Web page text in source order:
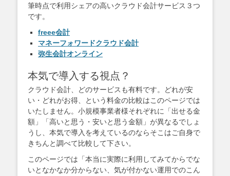
筆時点で利用シェアの高いクラウド会計サービス３つ
です。
freee会計
マネーフォワードクラウド会計
弥生会計オンライン
本気で導入する視点？
クラウド会計、どのサービスも有料です。どれが安
い・どれがお得、という料金の比較はこのページでは
いたしません。小規模事業者様それぞれに「出せる金
額」「高いと思う・安いと思う金額」が異なるでしょ
うし、本気で導入を考えているのならそこはご自身で
きちんと調べて比較して下さい。
このページでは「本当に実際に利用してみてからでな
いとなかなか分からない、気が付かない運用でのこん